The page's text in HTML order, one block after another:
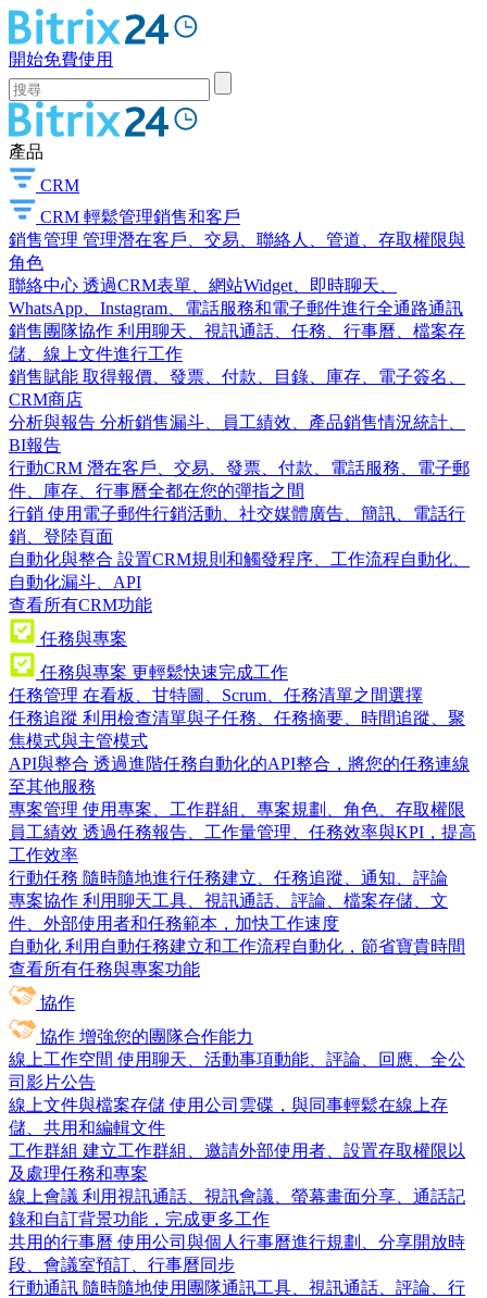
開始免費使用
產品
CRM
CRM 輕鬆管理銷售和客戶
銷售管理 管理潛在客戶、交易、聯絡人、管道、存取權限與
角色
聯絡中心 透過CRM表單、網站Widget、即時聊天、
WhatsApp、Instagram、電話服務和電子郵件進行全通路通訊
銷售團隊協作 利用聊天、視訊通話、任務、行事曆、檔案存
儲、線上文件進行工作
銷售賦能 取得報價、發票、付款、目錄、庫存、電子簽名、
CRM商店
分析與報告 分析銷售漏斗、員工績效、產品銷售情況統計、
BI報告
行動CRM 潛在客戶、交易、發票、付款、電話服務、電子郵
件、庫存、行事曆全都在您的彈指之間
行銷 使用電子郵件行銷活動、社交媒體廣告、簡訊、電話行
銷、登陸頁面
自動化與整合 設置CRM規則和觸發程序、工作流程自動化、
自動化漏斗、API
查看所有CRM功能
任務與專案
任務與專案 更輕鬆快速完成工作
任務管理 在看板、甘特圖、Scrum、任務清單之間選擇
任務追蹤 利用檢查清單與子任務、任務摘要、時間追蹤、聚
焦模式與主管模式
API與整合 透過進階任務自動化的API整合，將您的任務連線
至其他服務
專案管理 使用專案、工作群組、專案規劃、角色、存取權限
員工績效 透過任務報告、工作量管理、任務效率與KPI，提高
工作效率
行動任務 隨時隨地進行任務建立、任務追蹤、通知、評論
專案協作 利用聊天工具、視訊通話、評論、檔案存儲、文
件、外部使用者和任務範本，加快工作速度
自動化 利用自動任務建立和工作流程自動化，節省寶貴時間
查看所有任務與專案功能
協作
協作 增強您的團隊合作能力
線上工作空間 使用聊天、活動事項動能、評論、回應、全公
司影片公告
線上文件與檔案存儲 使用公司雲碟，與同事輕鬆在線上存
儲、共用和編輯文件
工作群組 建立工作群組、邀請外部使用者、設置存取權限以
及處理任務和專案
線上會議 利用視訊通話、視訊會議、螢幕畫面分享、通話記
錄和自訂背景功能，完成更多工作
共用的行事曆 使用公司與個人行事曆進行規劃、分享開放時
段、會議室預訂、行事曆同步
行動通訊 隨時隨地使用團隊通訊工具、視訊通話、評論、行